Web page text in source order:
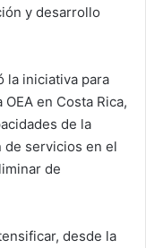
y desarrollo
la iniciativa para
en Costa Rica,
de la
de servicios en el
de
desde la